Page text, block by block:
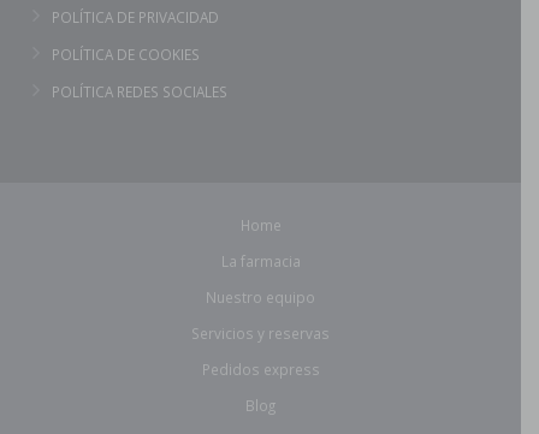
POLÍTICA DE PRIVACIDAD
POLÍTICA DE COOKIES
POLÍTICA REDES SOCIALES
Home
La farmacia
Nuestro equipo
Servicios y reservas
Pedidos express
Blog